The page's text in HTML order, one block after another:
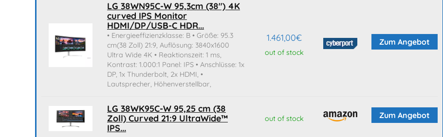
LG 38WN95C-W 95,3cm (38") 4K
curved IPS Monitor
HDMI/DP/USB-C HDR...
• Energieeffizienzklasse: B • Größe: 95.3
cm(38 Zoll) 21:9, Auflösung: 3840x1600
Ultra Wide 4K • Reaktionszeit: 1 ms,
Kontrast: 1.000:1 Panel: IPS • Anschlüsse: 1x
DP, 1x Thunderbolt, 2x HDMI, •
Lautsprecher, Höhenverstellbar,
1.461,00€
out of stock
Zum Angebot
LG 38WK95C-W 95,25 cm (38
Zoll) Curved 21:9 UltraWide™
IPS...
out of stock Zum Angebot